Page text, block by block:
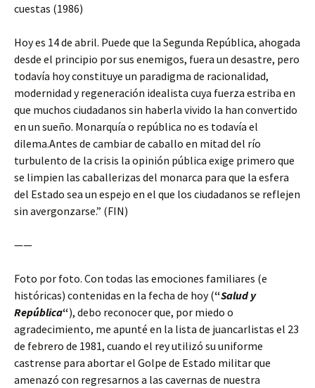
cuestas (1986)
Hoy es 14 de abril. Puede que la Segunda República, ahogada
desde el principio por sus enemigos, fuera un desastre, pero
todavía hoy constituye un paradigma de racionalidad,
modernidad y regeneración idealista cuya fuerza estriba en
que muchos ciudadanos sin haberla vivido la han convertido
en un sueño. Monarquía o república no es todavía el
dilema.Antes de cambiar de caballo en mitad del río
turbulento de la crisis la opinión pública exige primero que
se limpien las caballerizas del monarca para que la esfera
del Estado sea un espejo en el que los ciudadanos se reflejen
sin avergonzarse.” (FIN)
——
Foto por foto. Con todas las emociones familiares (e
históricas) contenidas en la fecha de hoy (“Salud y
República“), debo reconocer que, por miedo o
agradecimiento, me apunté en la lista de juancarlistas el 23
de febrero de 1981, cuando el rey utilizó su uniforme
castrense para abortar el Golpe de Estado militar que
amenazó con regresarnos a las cavernas de nuestra